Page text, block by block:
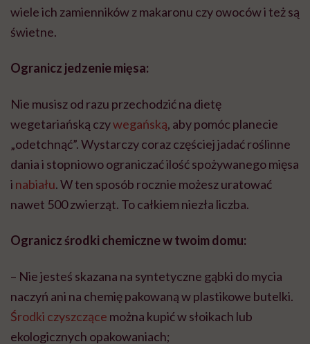
wiele ich zamienników z makaronu czy owoców i też są
świetne.
Ogranicz jedzenie mięsa:
Nie musisz od razu przechodzić na dietę
wegetariańską czywegańską, aby pomóc planecie
„odetchnąć”. Wystarczy coraz częściej jadać roślinne
dania i stopniowo ograniczać ilość spożywanego mięsa
i nabiału. W ten sposób rocznie możesz uratować
nawet 500 zwierząt. To całkiem niezła liczba.
Ogranicz środki chemiczne w twoim domu:
– Nie jesteś skazana na syntetyczne gąbki do mycia
naczyń ani na chemię pakowaną w plastikowe butelki.
Środki czyszczące można kupić w słoikach lub
ekologicznych opakowaniach;